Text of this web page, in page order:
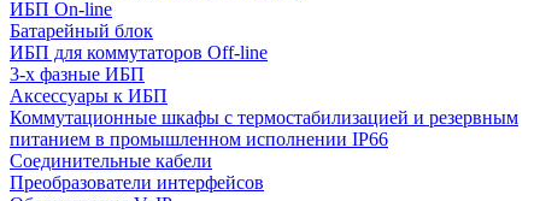
ИБП On-line
Батарейный блок
ИБП для коммутаторов Off-line
3-х фазные ИБП
Аксессуары к ИБП
Коммутационные шкафы с термостабилизацией и резервным
питанием в промышленном исполнении IP66
Соединительные кабели
Преобразователи интерфейсов